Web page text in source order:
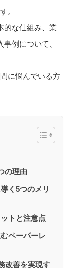
。
的な仕組み、業
例について、
に悩んでいる方
の理由
く5つのメリ
トと注意点
ペーパーレ
改善を実現す